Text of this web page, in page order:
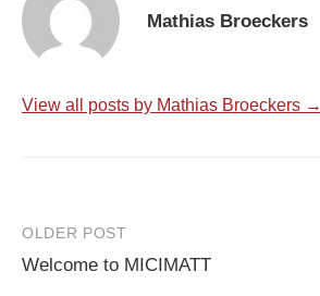
Mathias Broeckers
View all posts by Mathias Broeckers →
Post
navigation
OLDER POST
Welcome to MICIMATT